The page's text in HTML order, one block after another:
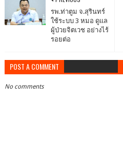
รพ.ท่าตูม จ.สุรินทร์
ใช้ระบบ 3 หมอ ดูแล
ผู้ป่วยจิตเวช อย่างไร้
รอยต่อ
POST A COMMENT
No comments